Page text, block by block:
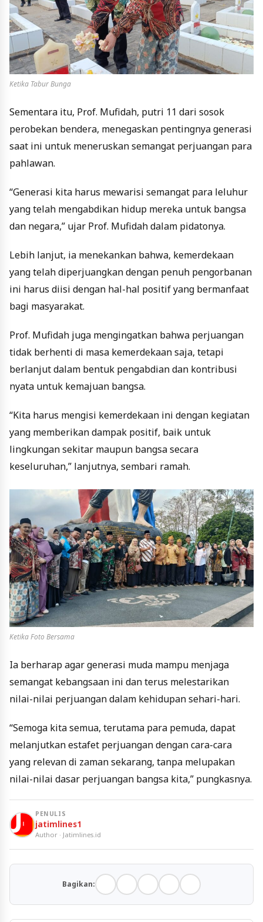
Ketika Tabur Bunga
Sementara itu, Prof. Mufidah, putri 11 dari sosok
perobekan bendera, menegaskan pentingnya generasi
saat ini untuk meneruskan semangat perjuangan para
pahlawan.
“Generasi kita harus mewarisi semangat para leluhur
yang telah mengabdikan hidup mereka untuk bangsa
dan negara,” ujar Prof. Mufidah dalam pidatonya.
Lebih lanjut, ia menekankan bahwa, kemerdekaan
yang telah diperjuangkan dengan penuh pengorbanan
ini harus diisi dengan hal-hal positif yang bermanfaat
bagi masyarakat.
Prof. Mufidah juga mengingatkan bahwa perjuangan
tidak berhenti di masa kemerdekaan saja, tetapi
berlanjut dalam bentuk pengabdian dan kontribusi
nyata untuk kemajuan bangsa.
“Kita harus mengisi kemerdekaan ini dengan kegiatan
yang memberikan dampak positif, baik untuk
lingkungan sekitar maupun bangsa secara
keseluruhan,” lanjutnya, sembari ramah.
Ketika Foto Bersama
Ia berharap agar generasi muda mampu menjaga
semangat kebangsaan ini dan terus melestarikan
nilai-nilai perjuangan dalam kehidupan sehari-hari.
“Semoga kita semua, terutama para pemuda, dapat
melanjutkan estafet perjuangan dengan cara-cara
yang relevan di zaman sekarang, tanpa melupakan
nilai-nilai dasar perjuangan bangsa kita,” pungkasnya.
PENULIS
jatimlines1
Author · Jatimlines.id
Bagikan: